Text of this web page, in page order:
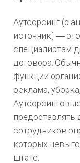
Аутсорсинг (с
источник) ―
специалистам
договора.
функции
реклама,
предоставлять
сотрудников
которых
штате.